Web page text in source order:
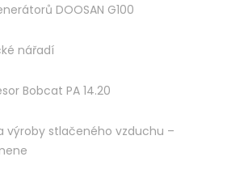
DOOSAN G100
nářadí
Bobcat PA 14.20
výroby stlačeného vzduchu –